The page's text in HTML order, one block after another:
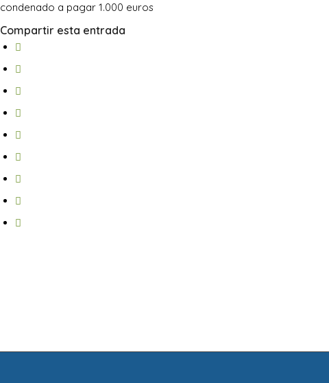
condenado a pagar 1.000 euros
Compartir esta entrada